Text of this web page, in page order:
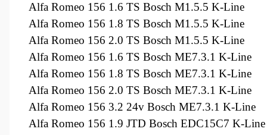
Alfa Romeo 156 1.6 TS Bosch M1.5.5 K-Line
Alfa Romeo 156 1.8 TS Bosch M1.5.5 K-Line
Alfa Romeo 156 2.0 TS Bosch M1.5.5 K-Line
Alfa Romeo 156 1.6 TS Bosch ME7.3.1 K-Line
Alfa Romeo 156 1.8 TS Bosch ME7.3.1 K-Line
Alfa Romeo 156 2.0 TS Bosch ME7.3.1 K-Line
Alfa Romeo 156 3.2 24v Bosch ME7.3.1 K-Line
Alfa Romeo 156 1.9 JTD Bosch EDC15C7 K-Line